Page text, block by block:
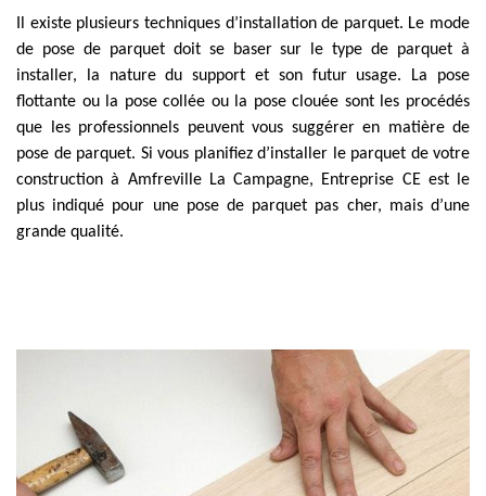
Il existe plusieurs techniques d’installation de parquet. Le mode
de pose de parquet doit se baser sur le type de parquet à
installer, la nature du support et son futur usage. La pose
flottante ou la pose collée ou la pose clouée sont les procédés
que les professionnels peuvent vous suggérer en matière de
pose de parquet. Si vous planifiez d’installer le parquet de votre
construction à Amfreville La Campagne, Entreprise CE est le
plus indiqué pour une pose de parquet pas cher, mais d’une
grande qualité.